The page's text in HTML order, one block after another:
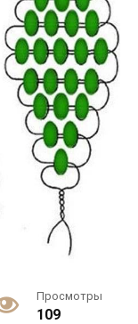
Просмотры
109